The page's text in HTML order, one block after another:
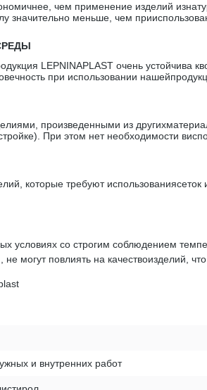
чем применение изделий
значительно меньше, чем
LEPNINAPLAST очень устойчива
при использовании
произведенными из
При этом нет необходимости
которые требуют
условиях со строгим соблюдением
могут повлиять на качествоизделий,
и внутренних работ